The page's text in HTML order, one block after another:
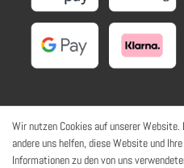
SOZIALE NETZWERKE
Wir nutzen Cookies auf unserer
andere uns helfen, diese Website und
Informationen zu den von uns